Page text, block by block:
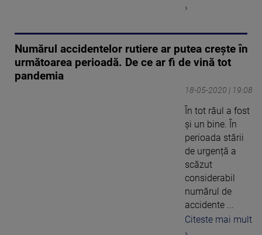
›
Numărul accidentelor rutiere ar putea crește în
următoarea perioadă. De ce ar fi de vină tot
pandemia
18-05-2020 | 19:08
În tot răul a fost
și un bine. În
perioada stării
de urgență a
scăzut
considerabil
numărul de
accidente ...
Citeste mai mult
›